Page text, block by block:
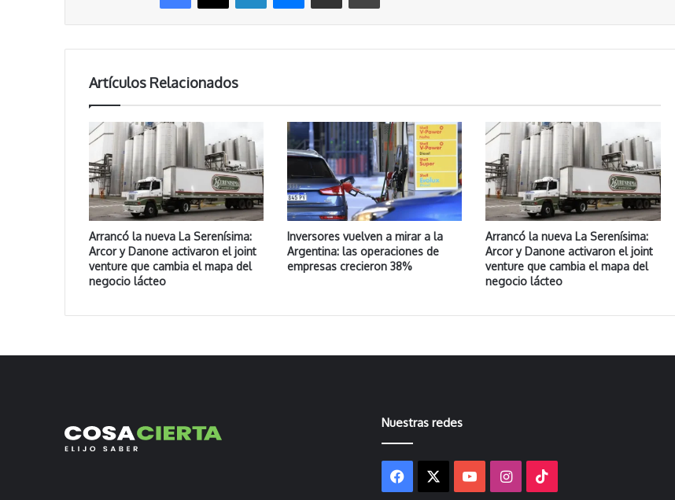
Artículos Relacionados
Arrancó la nueva La Serenísima:
Arcor y Danone activaron el joint
venture que cambia el mapa del
negocio lácteo
Inversores vuelven a mirar a la
Argentina: las operaciones de
empresas crecieron 38%
Arrancó la nueva La Serenísima:
Arcor y Danone activaron el joint
venture que cambia el mapa del
negocio lácteo
Nuestras redes
Facebook YouTubeInstagram